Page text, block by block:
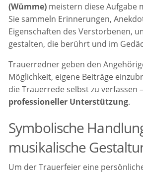
(Wümme) meistern diese Aufgabe
Sie sammeln Erinnerungen,
Eigenschaften des Verstorbenen,
gestalten, die berührt und im
Trauerredner geben den
Möglichkeit, eigene Beiträge
die Trauerrede selbst zu verfassen –
professioneller Unterstützung.
Symbolische
musikalische
Um der Trauerfeier eine